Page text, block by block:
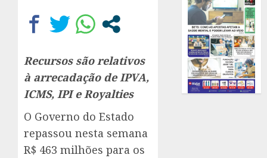
Recursos são relativos
à arrecadação de IPVA,
ICMS, IPI e Royalties
O Governo do Estado
repassou nesta semana
R$ 463 milhões para os